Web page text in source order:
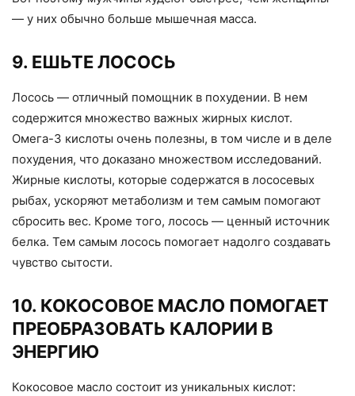
— у них обычно больше мышечная масса.
9. ЕШЬТЕ ЛОСОСЬ
Лосось — отличный помощник в похудении. В нем
содержится множество важных жирных кислот.
Омега-3 кислоты очень полезны, в том числе и в деле
похудения, что доказано множеством исследований.
Жирные кислоты, которые содержатся в лососевых
рыбах, ускоряют метаболизм и тем самым помогают
сбросить вес. Кроме того, лосось — ценный источник
белка. Тем самым лосось помогает надолго создавать
чувство сытости.
10. КОКОСОВОЕ МАСЛО ПОМОГАЕТ
ПРЕОБРАЗОВАТЬ КАЛОРИИ В
ЭНЕРГИЮ
Кокосовое масло состоит из уникальных кислот: